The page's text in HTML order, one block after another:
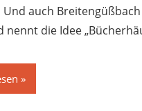
Und auch
nennt die Idee